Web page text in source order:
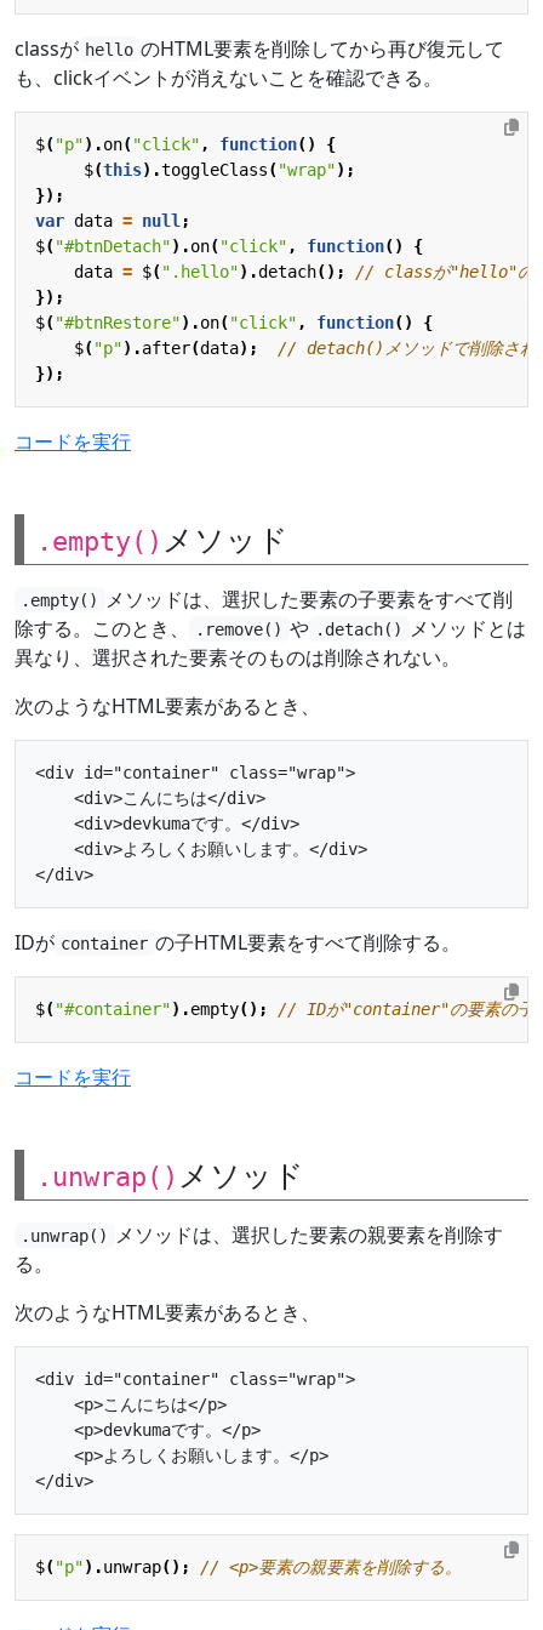
classが hello のHTML要素を削除してから再び復元して
も、clickイベントが消えないことを確認できる。
$("p").on("click" , function()
{
$(this).toggleClass("wrap");
});
var data = null ;
$("#btnDetach").on("click" , function()
{
data = $(".hello").detach();
});
$("#btnRestore").on("click" , function()
{
$("p").after(data);
});
コードを実行
.empty() メソッド
.empty()
メソッドは、選択した要素の子要素をすべて削
除する。このとき、
.remove() や .detach()
メソッドとは
異なり、選択された要素そのものは削除されない。
次のようなHTML要素があるとき、
<div id="container" class="wrap">
    <div>こんにちは</div>
    <div>devkumaです。</div>
    <div>よろしくお願いします。</div>
IDが container の子HTML要素をすべて削除する。
$("#container").empty();
コードを実行
.unwrap() メソッド
.unwrap()
メソッドは、選択した要素の親要素を削除す
る。
次のようなHTML要素があるとき、
<div id="container" class="wrap">
    <p>こんにちは</p>
    <p>devkumaです。</p>
    <p>よろしくお願いします。</p>
$("p").unwrap();